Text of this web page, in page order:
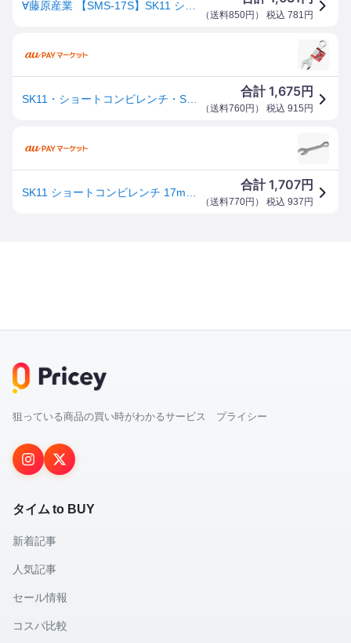
（送料850円 ） 税込 781 円
合計1,675円
（送料760円 ） 税込 915 円
合計1,707円
（送料770円 ） 税込 937 円
狙っている商品の買い時がわかるサービス プライシー
タイム to BUY
新着記事
人気記事
セール情報
コスパ比較